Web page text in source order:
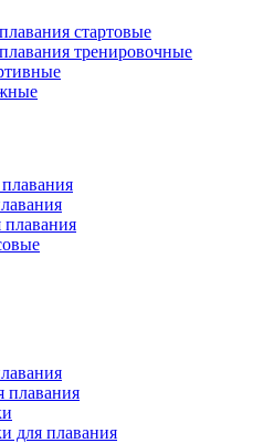
стартовые
тренировочные
плавания
для плавания